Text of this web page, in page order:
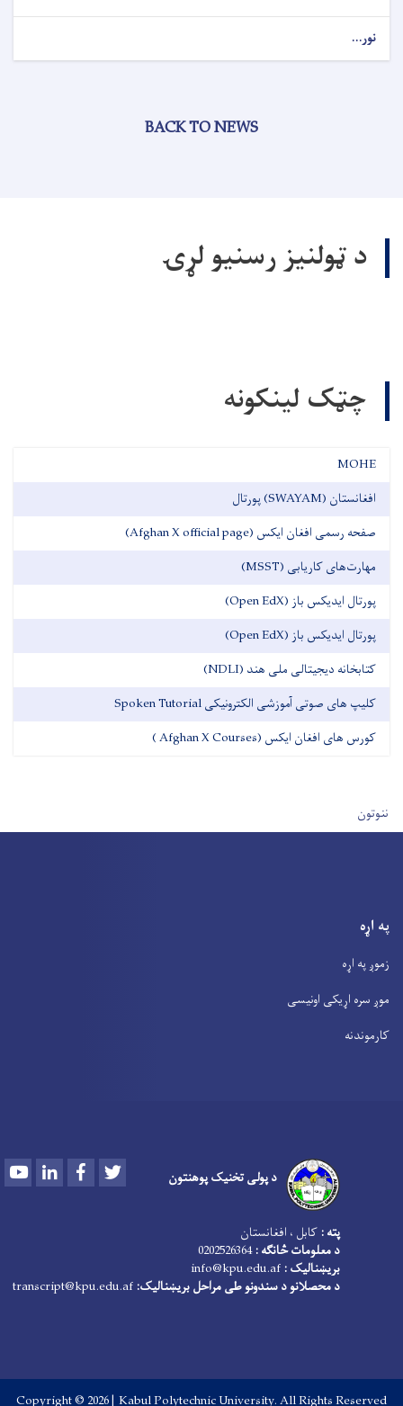
نور...
BACK TO NEWS
د ټولنیز رسنیو لړۍ
چټک لینکونه
MOHE
افغانستان (SWAYAM) پورتال
صفحه رسمی افغان ایکس (Afghan X official page)
مهارت‌های کاریابی (MSST)
پورتال ایدیکس باز (Open EdX)
پورتال ایدیکس باز (Open EdX)
کتابخانه دیجیتالی ملی هند (NDLI)
کلیپ های صوتی آموزشی الکترونیکی Spoken Tutorial
کورس های افغان ایکس (Afghan X Courses )
User account menu
ننوتون
په اړه
زموږ په اړه
موږ سره اړیکی اونیسی
کارموندنه
د پولی تخنیک پوهنتون YoutubeLinkedInFacebook
پته : کابل ، افغانستان
د معلومات څانګه :0202526364
بریښنالیک : info@kpu.edu.af
د محصلانو د سندونو طی مراحل بریښنالیک: transcript@kpu.edu.af
Copyright © 2026 | Kabul Polytechnic University. All Rights Reserved